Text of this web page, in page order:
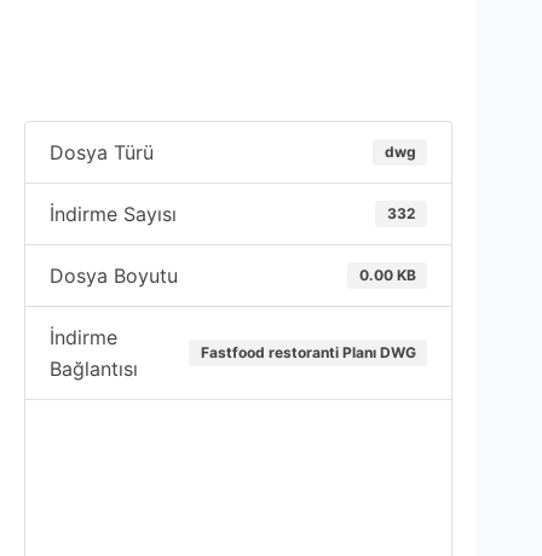
Dosya Türü dwg
İndirme Sayısı 332
Dosya Boyutu 0.00 KB
İndirme
Bağlantısı
Fastfood restoranti Planı DWG